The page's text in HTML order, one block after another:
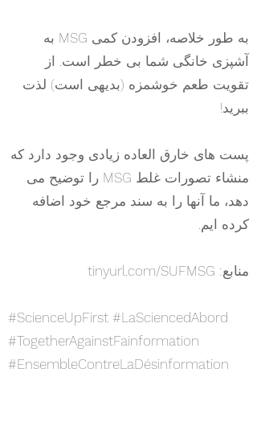
به طور خلاصه، افزودن کمی MSG به
آشپزی خانگی شما بی خطر است. از
تقویت طعم خوشمزه (بدیهی است) لذت
ببرید!
پست های خارق العاده زیادی وجود دارد که
منشاء تصورات غلط MSG را توضیح می
دهد، ما آنها را به سند مرجع خود اضافه
کرده ایم.
منابع: tinyurl.com/SUFMSG
#ScienceUpFirst #LaSciencedAbord
#TogetherAgainstFainformation
#EnsembleContreLaDésinformation